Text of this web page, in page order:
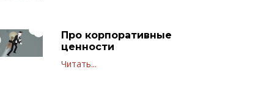
Про корпоративные
ценности
Читать...